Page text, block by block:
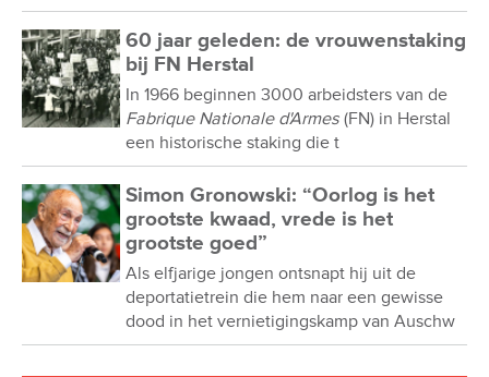
60 jaar geleden: de vrouwenstaking
bij FN Herstal
In 1966 beginnen 3000 arbeidsters van de
Fabrique Nationale d'Armes (FN) in Herstal
een historische staking die t
Simon Gronowski: “Oorlog is het
grootste kwaad, vrede is het
grootste goed”
Als elfjarige jongen ontsnapt hij uit de
deportatietrein die hem naar een gewisse
dood in het vernietigingskamp van Auschw